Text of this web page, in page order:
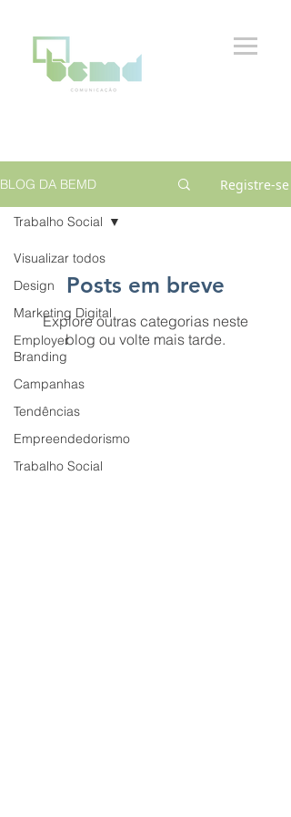
BLOG DA BEMD Registre-se
Visualizar todos
Design
Marketing Digital
Employer
Branding
Campanhas
Tendências
Empreendedorismo
Trabalho Social
Trabalho Social
Posts em breve
Explore outras categorias neste
blog ou volte mais tarde.